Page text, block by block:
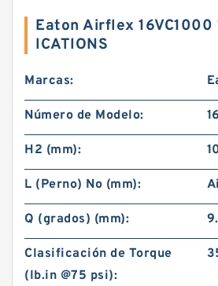
Eaton Airflex 16VC1000
ICATIONS
Marcas:
Número de Modelo:
H2 (mm):
L (Perno) No (mm):
Q (grados) (mm):
Clasificación de Torque
(lb.in @75 psi):